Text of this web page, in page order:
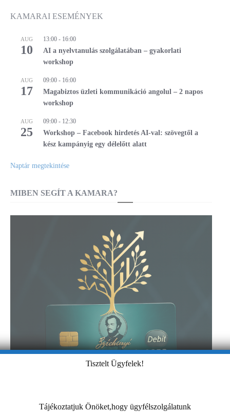
KAMARAI ESEMÉNYEK
AUG
10
13:00 - 16:00
AI a nyelvtanulás szolgálatában – gyakorlati
workshop
AUG
17
09:00 - 16:00
Magabiztos üzleti kommunikáció angolul – 2 napos
workshop
AUG
25
09:00 - 12:30
Workshop – Facebook hirdetés AI-val: szövegtől a
kész kampányig egy délelőtt alatt
Naptár megtekintése
MIBEN SEGÍT A KAMARA?
Tisztelt Ügyfelek!
Tájékoztatjuk Önöket,hogy ügyfélszolgálatunk